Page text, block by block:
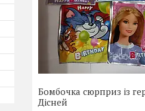
Бомбочка сюрприз із
Дісней